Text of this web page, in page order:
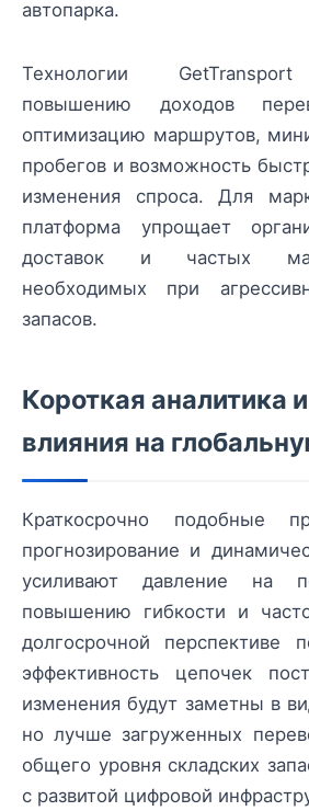
автопарка.
Технологии
повышению доходов
оптимизацию маршрутов,
пробегов и возможность
изменения спроса. Для
платформа упрощает
доставок и частых
необходимых при
запасов.
Короткая аналитика
влияния на
Краткосрочно подобные
прогнозирование и
усиливают давление на
повышению гибкости и
долгосрочной перспективе
эффективность цепочек
изменения будут заметны в
но лучше загруженных
общего уровня складских
с развитой цифровой